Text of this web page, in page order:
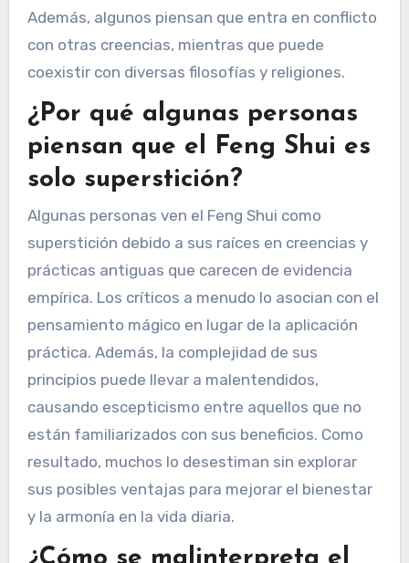
Además, algunos piensan que entra en conflicto
con otras creencias, mientras que puede
coexistir con diversas filosofías y religiones.
¿Por qué algunas personas
piensan que el Feng Shui es
solo superstición?
Algunas personas ven el Feng Shui como
superstición debido a sus raíces en creencias y
prácticas antiguas que carecen de evidencia
empírica. Los críticos a menudo lo asocian con el
pensamiento mágico en lugar de la aplicación
práctica. Además, la complejidad de sus
principios puede llevar a malentendidos,
causando escepticismo entre aquellos que no
están familiarizados con sus beneficios. Como
resultado, muchos lo desestiman sin explorar
sus posibles ventajas para mejorar el bienestar
y la armonía en la vida diaria.